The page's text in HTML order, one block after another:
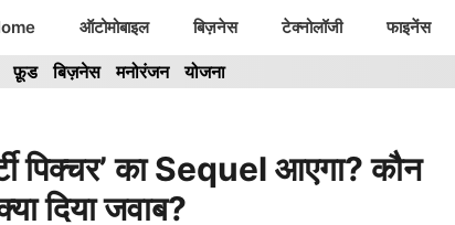
ऑटोमोबाइल बिज़नेस टेक्नोलॉजी फाइनेंस
फ़ूड बिज़नेस मनोरंजन योजना
का Sequel आएगा? कौन
दिया जवाब?